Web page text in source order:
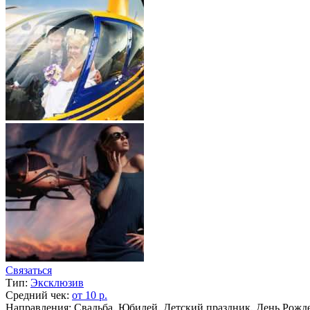
Связаться
Тип: Эксклюзив
Средний чек: от 10 р.